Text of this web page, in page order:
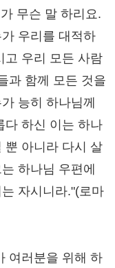
무슨 말 하리요.
우리를 대적하
고 우리 모든 사람
과 함께 모든 것을
능히 하나님께
다 하신 이는 하나
뿐 아니라 다시 살
하나님 우편에
자시니라."(로마
여러분을 위해 하